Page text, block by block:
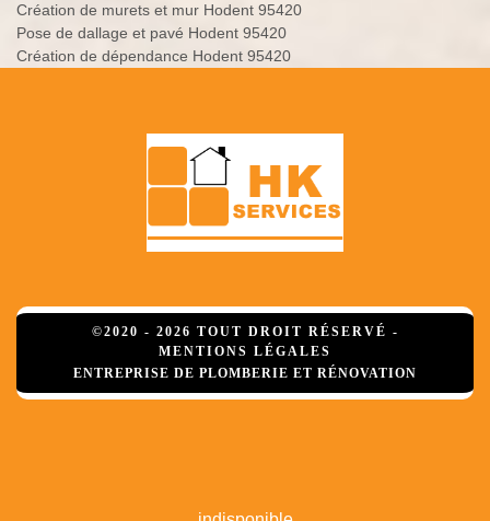
Création de murets et mur Hodent 95420
Pose de dallage et pavé Hodent 95420
Création de dépendance Hodent 95420
©2020 - 2026 TOUT DROIT RÉSERVÉ -
MENTIONS LÉGALES
ENTREPRISE DE PLOMBERIE ET RÉNOVATION